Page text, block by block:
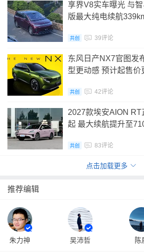
享界V8实车曝光 与
版最大纯电续航
共创 39评论
东风日产NX7官图发
型更动感 预计起售价
共创 42评论
2027款埃安AION
起 最大续航提升至
共创 83评论
点击加载更多
推荐编辑
朱力神 吴沛哲 陈